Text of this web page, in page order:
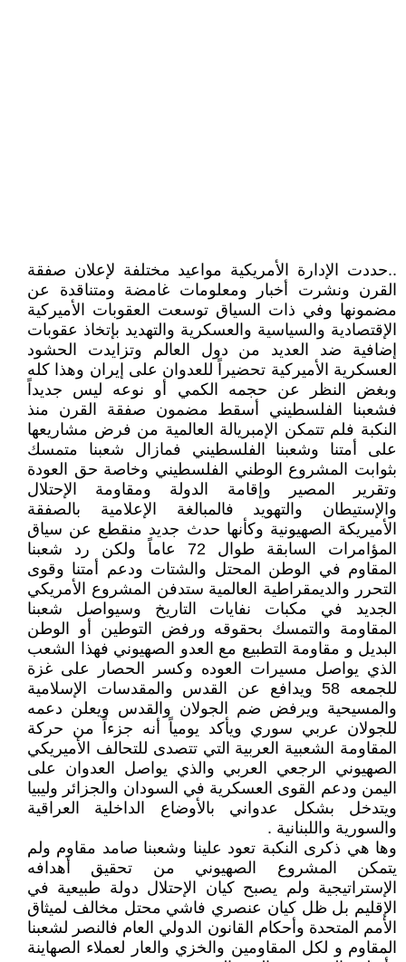
..حددت الإدارة الأمريكية مواعيد مختلفة لإعلان صفقة
القرن ونشرت أخبار ومعلومات غامضة ومتناقدة عن
مضمونها وفي ذات السياق توسعت العقوبات الأميركية
الإقتصادية والسياسية والعسكرية والتهديد بإتخاذ عقوبات
إضافية ضد العديد من دول العالم وتزايدت الحشود
العسكرية الأميركية تحضيراً للعدوان على إيران وهذا كله
وبغض النظر عن حجمه الكمي أو نوعه ليس جديداً
فشعبنا الفلسطيني أسقط مضمون صفقة القرن منذ
النكبة فلم تتمكن الإمبريالة العالمية من فرض مشاريعها
على أمتنا وشعبنا الفلسطيني فمازال شعبنا متمسك
بثوابت المشروع الوطني الفلسطيني وخاصة حق العودة
وتقرير المصير وإقامة الدولة ومقاومة الإحتلال
والإستيطان والتهويد فالمبالغة الإعلامية بالصفقة
الأميريكة الصهيونية وكأنها حدث جديد منقطع عن سياق
المؤامرات السابقة طوال 72 عاماً ولكن رد شعبنا
المقاوم في الوطن المحتل والشتات ودعم أمتنا وقوى
التحرر والديمقراطية العالمية ستدفن المشروع الأمريكي
الجديد في مكبات نفايات التاريخ وسيواصل شعبنا
المقاومة والتمسك بحقوقه ورفض التوطين أو الوطن
البديل و مقاومة التطبيع مع العدو الصهيوني فهذا الشعب
الذي يواصل مسيرات العوده وكسر الحصار على غزة
للجمعه 58 ويدافع عن القدس والمقدسات الإسلامية
والمسيحية ويرفض ضم الجولان والقدس ويعلن دعمه
للجولان عربي سوري ويأكد يومياً أنه جزءاً من حركة
المقاومة الشعبية العربية التي تتصدى للتحالف الأميريكي
الصهيوني الرجعي العربي والذي يواصل العدوان على
اليمن ودعم القوى العسكرية في السودان والجزائر وليبيا
ويتدخل بشكل عدواني بالأوضاع الداخلية العراقية
والسورية واللبنانية .
وها هي ذكرى النكبة تعود علينا وشعبنا صامد مقاوم ولم
يتمكن المشروع الصهيوني من تحقيق أهدافه
الإستراتيجية ولم يصبح كيان الإحتلال دولة طبيعية في
الإقليم بل ظل كيان عنصري فاشي محتل مخالف لميثاق
الأمم المتحدة وأحكام القانون الدولي العام فالنصر لشعبنا
المقاوم و لكل المقاومين والخزي والعار لعملاء الصهاينة